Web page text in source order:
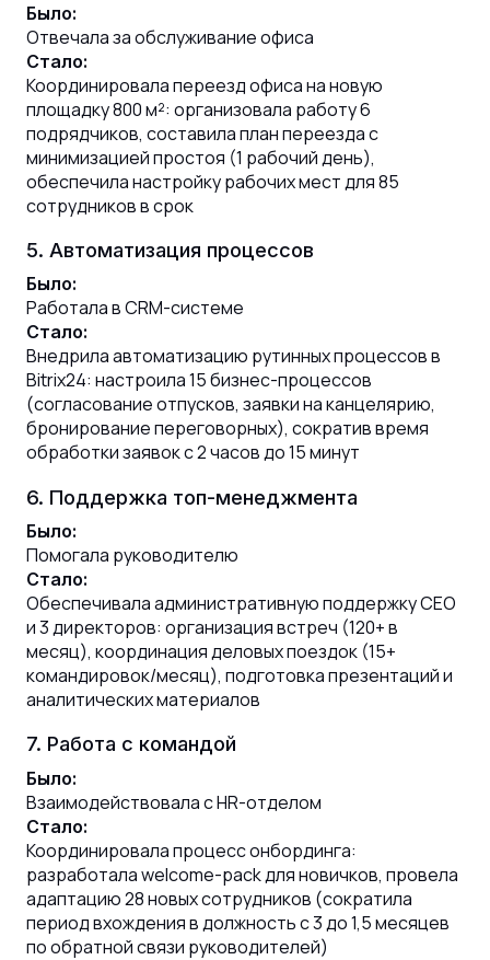
Было:
Отвечала за обслуживание офиса
Стало:
Координировала переезд офиса на новую
площадку 800 м²: организовала работу 6
подрядчиков, составила план переезда с
минимизацией простоя (1 рабочий день),
обеспечила настройку рабочих мест для 85
сотрудников в срок
5. Автоматизация процессов
Было:
Работала в CRM-системе
Стало:
Внедрила автоматизацию рутинных процессов в
Bitrix24: настроила 15 бизнес-процессов
(согласование отпусков, заявки на канцелярию,
бронирование переговорных), сократив время
обработки заявок с 2 часов до 15 минут
6. Поддержка топ-менеджмента
Было:
Помогала руководителю
Стало:
Обеспечивала административную поддержку CEO
и 3 директоров: организация встреч (120+ в
месяц), координация деловых поездок (15+
командировок/месяц), подготовка презентаций и
аналитических материалов
7. Работа с командой
Было:
Взаимодействовала с HR-отделом
Стало:
Координировала процесс онбординга:
разработала welcome-pack для новичков, провела
адаптацию 28 новых сотрудников (сократила
период вхождения в должность с 3 до 1,5 месяцев
по обратной связи руководителей)